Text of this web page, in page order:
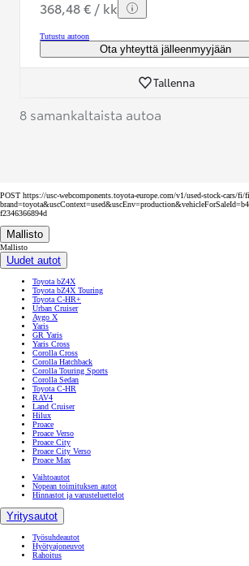
368,48 € / kk
Tutustu autoon
Ota yhteyttä jälleenmyyjään
Tallenna
8 samankaltaista autoa
POST https://usc-webcomponents.toyota-europe.com/v1/used-stock-cars/fi/
f2346366894d
Mallisto
Mallisto
Uudet autot
Toyota bZ4X
Toyota bZ4X Touring
Toyota C-HR+
Urban Cruiser
Aygo X
Yaris
GR Yaris
Yaris Cross
Corolla Cross
Corolla Hatchback
Corolla Touring Sports
Corolla Sedan
Toyota C-HR
RAV4
Land Cruiser
Hilux
Proace
Proace Verso
Proace City
Proace City Verso
Proace Max
Vaihtoautot
Nopean toimituksen autot
Hinnastot ja varusteluettelot
Yritysautot
Työsuhdeautot
Hyötyajoneuvot
Rahoitus